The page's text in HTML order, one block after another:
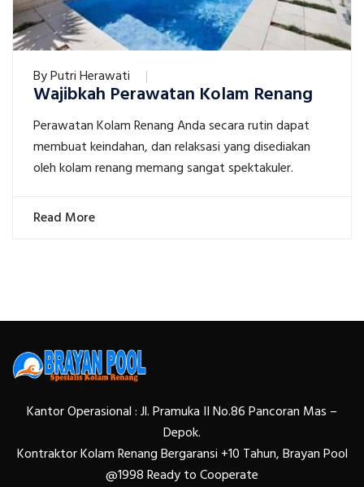
ByPutri Herawati
Wajibkah Perawatan Kolam Renang
Perawatan Kolam Renang Anda secara rutin dapat
membuat keindahan, dan relaksasi yang disediakan
oleh kolam renang memang sangat spektakuler.
Read More
Kantor Operasional : Jl. Pramuka II No.86 Pancoran Mas –
Depok.
Kontraktor Kolam Renang Bergaransi +10 Tahun, Brayan Pool
@1998 Ready to Cooperate